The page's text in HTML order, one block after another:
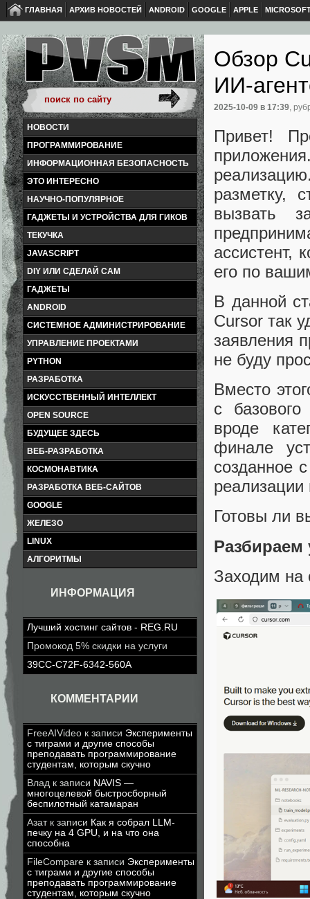
ГЛАВНАЯ АРХИВ НОВОСТЕЙ ANDROID GOOGLE APPLE
НОВОСТИ
ПРОГРАММИРОВАНИЕ
ИНФОРМАЦИОННАЯ БЕЗОПАСНОСТЬ
ЭТО ИНТЕРЕСНО
НАУЧНО-ПОПУЛЯРНОЕ
ГАДЖЕТЫ И УСТРОЙСТВА ДЛЯ ГИКОВ
ТЕКУЧКА
JAVASCRIPT
DIY ИЛИ СДЕЛАЙ САМ
ГАДЖЕТЫ
ANDROID
СИСТЕМНОЕ АДМИНИСТРИРОВАНИЕ
УПРАВЛЕНИЕ ПРОЕКТАМИ
PYTHON
РАЗРАБОТКА
ИСКУССТВЕННЫЙ ИНТЕЛЛЕКТ
OPEN SOURCE
БУДУЩЕЕ ЗДЕСЬ
ВЕБ-РАЗРАБОТКА
КОСМОНАВТИКА
РАЗРАБОТКА ВЕБ-САЙТОВ
GOOGLE
ЖЕЛЕЗО
LINUX
АЛГОРИТМЫ
ИНФОРМАЦИЯ
Лучший хостинг сайтов - REG.RU
Промокод 5% скидки на услуги
39CC-C72F-6342-560A
КОММЕНТАРИИ
FreeAIVideo к записи Эксперименты
с тиграми и другие способы
преподавать программирование
студентам, которым скучно
Влад к записи NAVIS —
многоцелевой быстросборный
беспилотный катамаран
Азатк записи Как я собрал LLM-
печку на 4 GPU, и на что она
способна
FileCompare к записи Эксперименты
с тиграми и другие способы
преподавать программирование
студентам, которым скучно
Обзор
ИИ-
2025-10-09 в 17:39,
Привет!
разметку,
вызвать
ассистент,
его по
В данной
Cursor так
заявления
не буду
Вместо
с
вроде
финале
созданное
Готовы ли
Разбираем
Заходим